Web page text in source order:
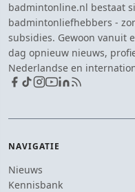
badmintonline.nl bestaat
badmintonliefhebbers -
subsidies. Gewoon vanuit
dag opnieuw nieuws,
Nederlandse en
NAVIGATIE
Nieuws
Kennisbank